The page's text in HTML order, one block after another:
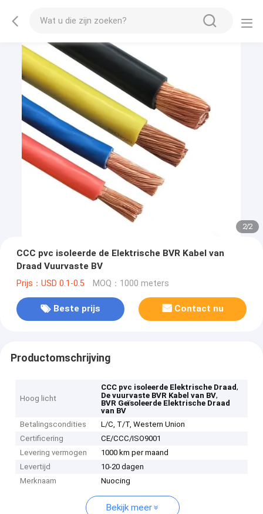
2/2
CCC pvc isoleerde de Elektrische BVR Kabel van
Draad Vuurvaste BV
Prijs：USD 0.1-0.5 MOQ：1000 meters
Beste prijs Contact nu
Productomschrijving
Hoog licht
CCC pvc isoleerde Elektrische Draad,
De vuurvaste BVR Kabel van BV,
BVR Geïsoleerde Elektrische Draad
van BV
Betalingscondities
L/C, T/T, Western Union
Certificering
CE/CCC/ISO9001
Levering vermogen
1000 km per maand
Levertijd
10-20 dagen
Merknaam
Nuocing
Bekijk meer